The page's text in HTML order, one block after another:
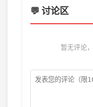
💬 讨论区
暂无评论